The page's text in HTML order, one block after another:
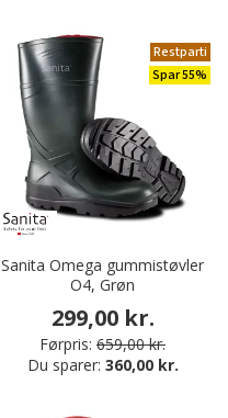
Restparti
Spar 55%
Sanita Omega gummistøvler
O4, Grøn
299,00 kr.
Førpris: 659,00 kr.
Du sparer: 360,00 kr.